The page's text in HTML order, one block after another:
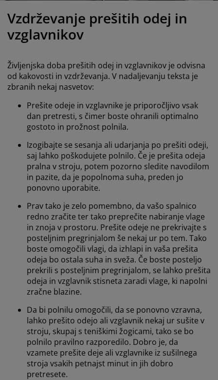
omare
divanske postelje
za otroke
in zaščita pohištva
svetila
za dom
Vzdrževanje prešitih odej in
vzglavnikov
Življenjska doba prešitih odej in vzglavnikov je odvisna
od kakovosti in vzdrževanja. V nadaljevanju teksta je
zbranih nekaj nasvetov:
Prešite odeje in vzglavnike je priporočljivo vsak
dan pretresti, s čimer boste ohranili optimalno
gostoto in prožnost polnila.
Izogibajte se sesanja ali udarjanja po prešiti odeji,
saj lahko poškodujete polnilo. Če je prešita odeja
pralna v stroju, potem pozorno sledite navodilom
in pazite, da je popolnoma suha, preden jo
ponovno uporabite.
Prav tako je zelo pomembno, da vašo spalnico
redno zračite ter tako preprečite nabiranje vlage
in znoja v prostoru. Prešite odeje ne prekrivajte s
posteljnim pregrinjalom še nekaj ur po tem. Tako
boste omogočili vlagi, da izhlapi in vaša prešita
odeja bo ostala suha in sveža. Če boste posteljo
prekrili s posteljnim pregrinjalom, se lahko prešita
odeja in vzglavnik stisneta zaradi vlage, ki napolni
zračne blazine.
Da bi polnilu omogočili, da se ponovno vzravna,
lahko prešito odejo ali vzglavnik nekaj ur sušite v
stroju, skupaj s teniškimi žogicami, tako se bo
polnilo pravilno razporedilo. Dobro je, da
vzamete prešite deje ali vzglavnike iz sušilnega
stroja vsakih petnajst minut in jih dobro
pretresete.